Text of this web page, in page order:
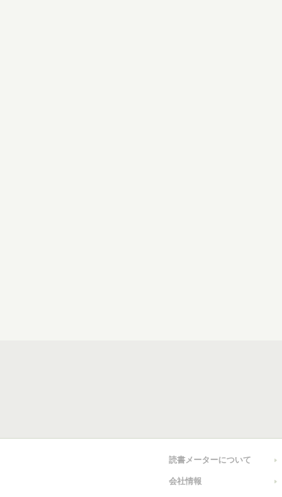
読書メーターについて
会社情報